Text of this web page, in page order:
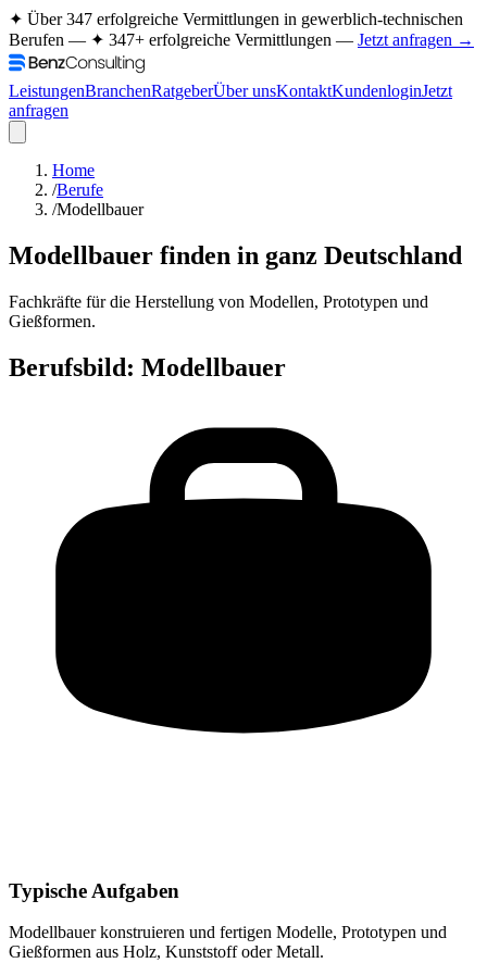
✦ Über 347 erfolgreiche Vermittlungen in gewerblich-technischen
Berufen — ✦ 347+ erfolgreiche Vermittlungen — Jetzt anfragen →
LeistungenBranchenRatgeberÜber unsKontaktKundenloginJetzt
anfragen
Home
/Berufe
/Modellbauer
Modellbauer finden in ganz Deutschland
Fachkräfte für die Herstellung von Modellen, Prototypen und
Gießformen.
Berufsbild: Modellbauer
Typische Aufgaben
Modellbauer konstruieren und fertigen Modelle, Prototypen und
Gießformen aus Holz, Kunststoff oder Metall.